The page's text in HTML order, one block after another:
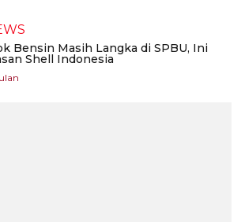
Bensin Masih Langka di SPBU, Ini
Shell Indonesia